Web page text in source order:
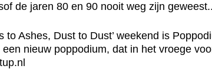
de jaren 80 en 90 nooit weg zijn geweest..
to Ashes, Dust to Dust’ weekend is
nieuw poppodium, dat in het vroege